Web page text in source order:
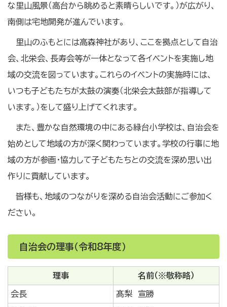
な里山風景（高台から眺めると素晴らしいです。）が広がり、
南側は宅地開発が進んでいます。
里山のふもとには高森神社があり、ここを拠点として自治
会、北栄会、長寿会等が一体となって各イベントを実施し地
域の交流を図っています。これらのイベントの実施時には、
いつも子どもたちが太鼓の演奏（北栄会太鼓部が指導して
います。）をして盛り上げてくれます。
また、豊かな自然環境の中にある緑台小学校は、自治会を
始めとして地域の方が深く関わっています。学校の行事に地
域の方が参画・協力して子どもたちとの交流を深め思い出
作りに貢献しています。
皆様も、地域のつながりを深める自治会活動にご参加く
ださい。
自治会の理事（令和8年度）
理事 名前（※敬称略）
会長 髙梨 宣勝